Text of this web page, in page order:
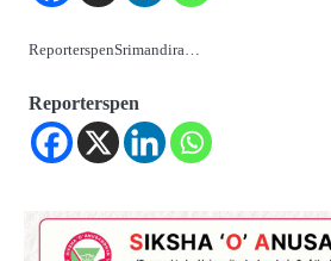
ReporterspenSrimandira…
Reporterspen